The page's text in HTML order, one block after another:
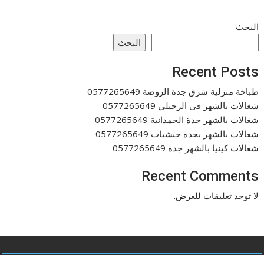
البحث
البحث
Recent Posts
طباخة منزلية شرق جدة الروضة 0577265649
شغالات بالشهر في الرحيلي 0577265649
شغالات بالشهر جدة الحمدانية 0577265649
شغالات بالشهر بجدة حبشيات 0577265649
شغالات كينيا بالشهر جدة 0577265649
Recent Comments
لا توجد تعليقات للعرض.